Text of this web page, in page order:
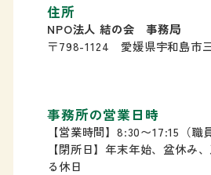
住所
NPO法人 結の会 事務局
〒798-1124 愛媛県宇和島市
事務所の営業日時
【営業時間】8:30〜17:15（職
【閉所日】年末年始、盆休み
る休日